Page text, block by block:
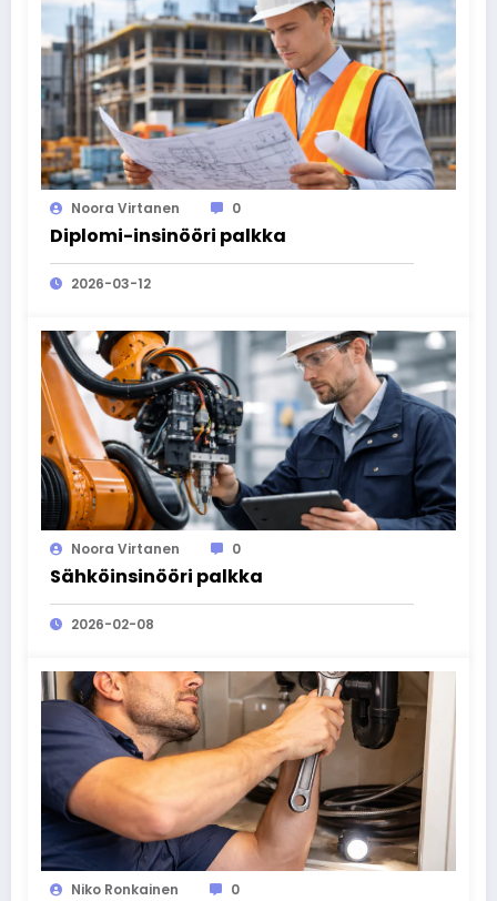
Noora Virtanen 0
Diplomi-insinööri palkka
2026-03-12
Noora Virtanen 0
Sähköinsinööri palkka
2026-02-08
Niko Ronkainen 0